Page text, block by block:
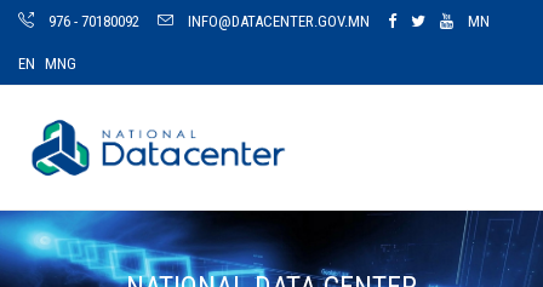
976 - 70180092 INFO@DATACENTER.GOV.MN MN
EN MNG